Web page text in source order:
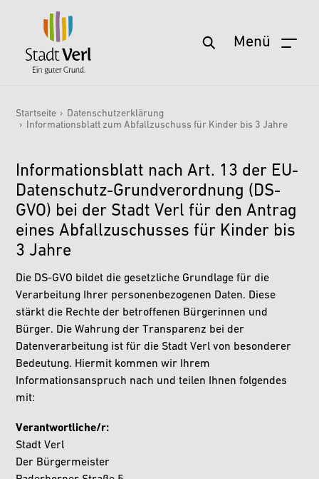
Zum Hauptinhalt springen Menü
Sie sind hier:
Startseite › Datenschutzerklärung
› Informationsblatt zum Abfallzuschuss für Kinder bis 3 Jahre
Informationsblatt nach Art. 13 der EU-
Datenschutz-Grundverordnung (DS-
GVO) bei der Stadt Verl für den Antrag
eines Abfallzuschusses für Kinder bis
3 Jahre
Die DS-GVO bildet die gesetzliche Grundlage für die
Verarbeitung Ihrer personenbezogenen Daten. Diese
stärkt die Rechte der betroffenen Bürgerinnen und
Bürger. Die Wahrung der Transparenz bei der
Datenverarbeitung ist für die Stadt Verl von besonderer
Bedeutung. Hiermit kommen wir Ihrem
Informationsanspruch nach und teilen Ihnen folgendes
mit:
Verantwortliche/r:
Stadt Verl
Der Bürgermeister